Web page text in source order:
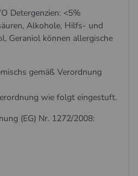
Detergenzien: <5%
Alkohole, Hilfs- und
Geraniol können allergische
gemäß Verordnung
wie folgt eingestuft.
(EG) Nr. 1272/2008: